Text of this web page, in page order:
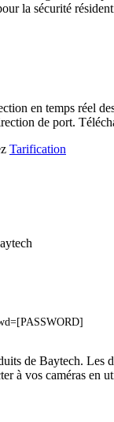
la sécurité
en temps réel
de port.
Tarification
de Baytech.
à vos caméras en